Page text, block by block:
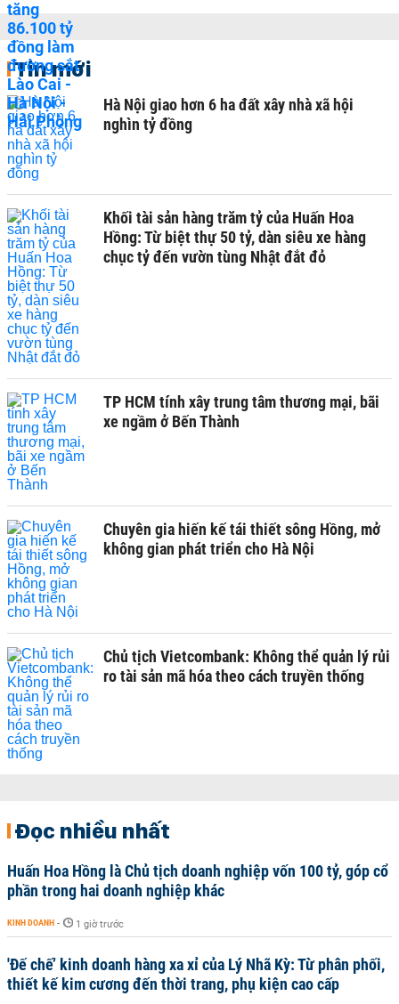
Tin mới
Hà Nội giao hơn 6 ha đất xây nhà xã hội
nghìn tỷ đồng
Khối tài sản hàng trăm tỷ của Huấn Hoa
Hồng: Từ biệt thự 50 tỷ, dàn siêu xe hàng
chục tỷ đến vườn tùng Nhật đắt đỏ
TP HCM tính xây trung tâm thương mại, bãi
xe ngầm ở Bến Thành
Chuyên gia hiến kế tái thiết sông Hồng, mở
không gian phát triển cho Hà Nội
Chủ tịch Vietcombank: Không thể quản lý rủi
ro tài sản mã hóa theo cách truyền thống
Đọc nhiều nhất
Huấn Hoa Hồng là Chủ tịch doanh nghiệp vốn 100 tỷ, góp cổ
phần trong hai doanh nghiệp khác
KINH DOANH - 1 giờ trước
'Đế chế’ kinh doanh hàng xa xỉ của Lý Nhã Kỳ: Từ phân phối,
thiết kế kim cương đến thời trang, phụ kiện cao cấp